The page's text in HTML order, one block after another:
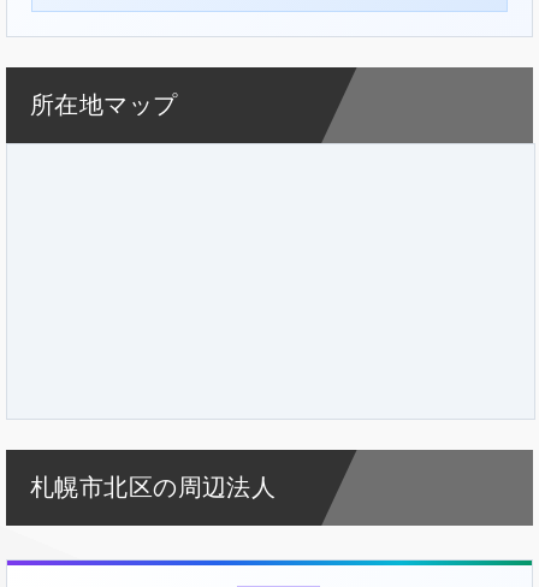
所在地マップ
札幌市北区の周辺法人